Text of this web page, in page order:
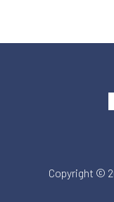
Copyright ©